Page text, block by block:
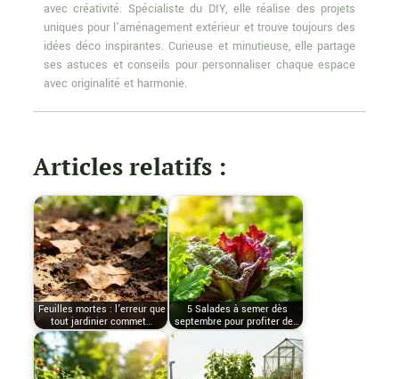
avec créativité. Spécialiste du DIY, elle réalise des projets
uniques pour l'aménagement extérieur et trouve toujours des
idées déco inspirantes. Curieuse et minutieuse, elle partage
ses astuces et conseils pour personnaliser chaque espace
avec originalité et harmonie.
Articles relatifs :
Feuilles mortes : l’erreur que
tout jardinier commet…
5 Salades à semer dès
septembre pour profiter de…